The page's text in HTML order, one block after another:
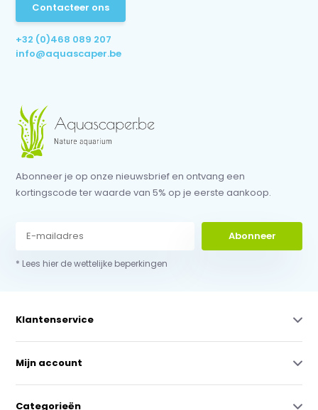
Contacteer ons
+32 (0)468 089 207
info@aquascaper.be
Abonneer je op onze nieuwsbrief en ontvang een
kortingscode ter waarde van 5% op je eerste aankoop.
Abonneer
* Lees hier de wettelijke beperkingen
Klantenservice
Mijn account
Categorieën